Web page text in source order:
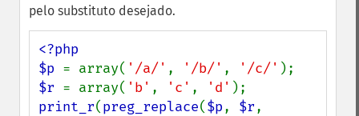
pelo substituto desejado.
<?php
$p = array( '/a/' , '/b/' , '/c/'
$r = array( 'b' , 'c' , 'd'
print_r(preg_replace($p, $r